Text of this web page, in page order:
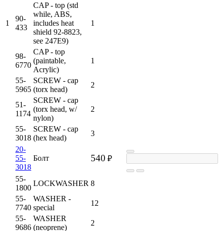
1
90-
433
CAP - top (std
while, ABS,
includes heat
shield 92-8823,
see 247E9)
1
98-
6770
CAP - top
(paintable,
Acrylic)
1
55-
5965
SCREW - cap
(torx head)
2
51-
1174
SCREW - cap
(torx head, w/
nylon)
2
55-
3018
SCREW - cap
(hex head)
3
20-
55-
3018
Болт 540 ₽
55-
1800
LOCKWASHER 8
55-
7740
WASHER -
special
12
55-
9686
WASHER
(neoprene)
2